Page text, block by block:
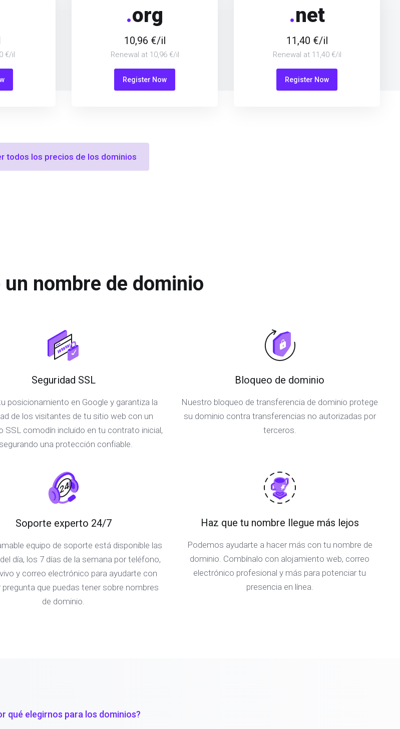
€/il
.org
10,96 €/il
Renewal at 10,96 €/il
Register Now
.net
11,40 €/il
Renewal at 11,40 €/il
Register Now
todos los precios de los dominios
un nombre de dominio
Seguridad SSL
posicionamiento en Google y garantiza la
de los visitantes de tu sitio web con un
SSL comodín incluido en tu contrato inicial,
una protección confiable.
Bloqueo de dominio
Nuestro bloqueo de transferencia de dominio protege
su dominio contra transferencias no autorizadas por
terceros.
Soporte experto 24/7
equipo de soporte está disponible las
día, los 7 días de la semana por teléfono,
y correo electrónico para ayudarte con
pregunta que puedas tener sobre nombres
de dominio.
Haz que tu nombre llegue más lejos
Podemos ayudarte a hacer más con tu nombre de
dominio. Combínalo con alojamiento web, correo
electrónico profesional y más para potenciar tu
presencia en línea.
qué elegirnos para los dominios?